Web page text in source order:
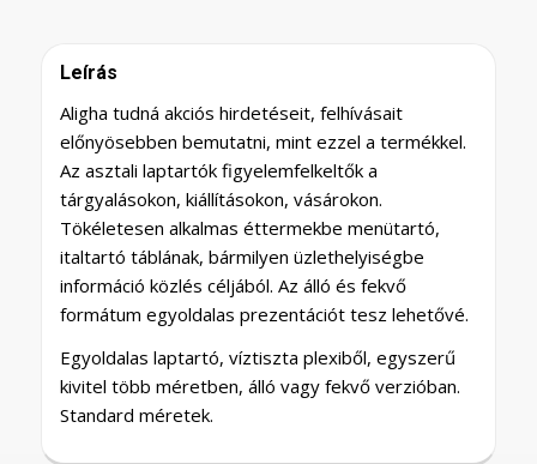
Leírás
Aligha tudná akciós hirdetéseit, felhívásait
előnyösebben bemutatni, mint ezzel a termékkel.
Az asztali laptartók figyelemfelkeltők a
tárgyalásokon, kiállításokon, vásárokon.
Tökéletesen alkalmas éttermekbe menütartó,
italtartó táblának, bármilyen üzlethelyiségbe
információ közlés céljából. Az álló és fekvő
formátum egyoldalas prezentációt tesz lehetővé.
Egyoldalas laptartó, víztiszta plexiből, egyszerű
kivitel több méretben, álló vagy fekvő verzióban.
Standard méretek.